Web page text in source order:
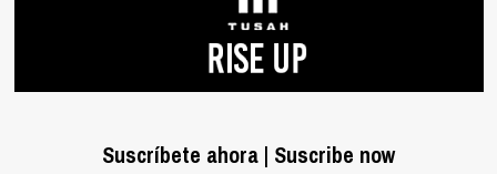
Suscríbete ahora | Suscribe now